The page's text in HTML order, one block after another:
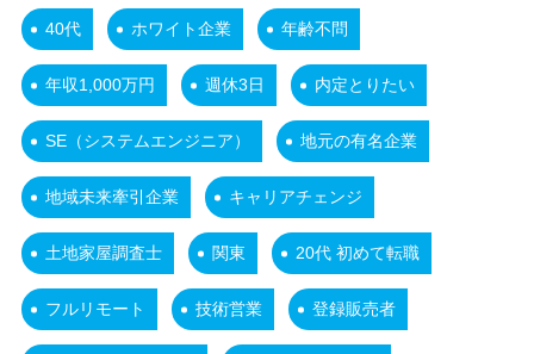
40代 ホワイト企業 年齢不問
年収1,000万円 週休3日 内定とりたい
SE（システムエンジニア） 地元の有名企業
地域未来牽引企業 キャリアチェンジ
土地家屋調査士 関東 20代 初めて転職
フルリモート 技術営業 登録販売者